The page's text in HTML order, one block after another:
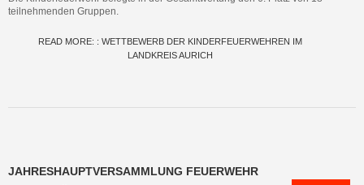
teilnehmenden Gruppen.
READ MORE: : WETTBEWERB DER KINDERFEUERWEHREN IM
LANDKREIS AURICH
JAHRESHAUPTVERSAMMLUNG FEUERWEHR